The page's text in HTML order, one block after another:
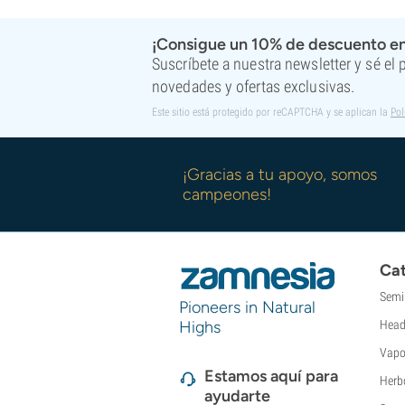
Sweet Seeds
TICAL
T.H. Seeds
Top Tao Seeds
Vision Seeds
White Label
World Of Seeds
¡Consigue un 10% de descuento
Suscríbete a nuestra newsletter y sé el
novedades y ofertas exclusivas.
Este sitio está protegido por reCAPTCHA y se aplican la
¡Gracias a tu apoyo, somos
campeones!
Pioneers in Natural
Highs
Estamos aquí para
ayudarte